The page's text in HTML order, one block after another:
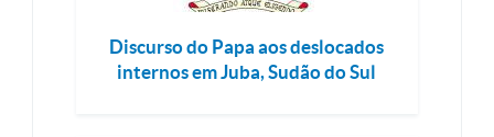
Discurso do Papa aos deslocados
internos em Juba, Sudão do Sul